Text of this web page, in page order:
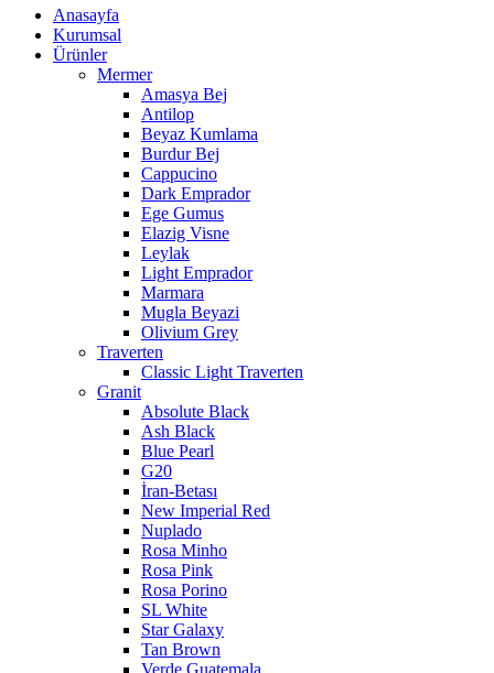
Anasayfa
Kurumsal
Ürünler
Mermer
Amasya Bej
Antilop
Beyaz Kumlama
Burdur Bej
Cappucino
Dark Emprador
Ege Gumus
Elazig Visne
Leylak
Light Emprador
Marmara
Mugla Beyazi
Olivium Grey
Traverten
Classic Light Traverten
Granit
Absolute Black
Ash Black
Blue Pearl
G20
İran-Betası
New Imperial Red
Nuplado
Rosa Minho
Rosa Pink
Rosa Porino
SL White
Star Galaxy
Tan Brown
Verde Guatemala